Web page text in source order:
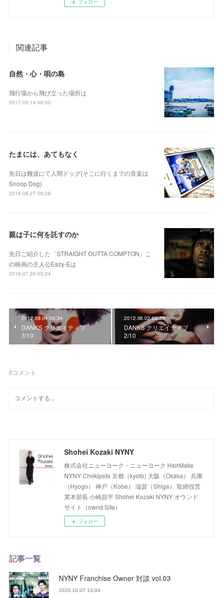
関連記事
自然・心・唄の島
飛行場から飛び立った場所は
2017.05.14 06:00
たまには、あてもなく
先日は難波にて人間ドッグ(そこに行くまでの音楽は
Snoop Dog)
2016.08.27 06:28
親は子に何を託すのか
先日ご紹介した「STRAIGHT OUTTA COMPTON」こ
の映画の主人公Eazy-Eは
2016.07.26 05:24
2012.08.04 08:34
DANKS クリエイティブ
3/10
2012.08.02 08:38
DANKS クリエイティブ
2/10
0コメント
Shohei Kozaki NYNY
株式会社ニューヨーク・ニューヨーク HairMake
NYNY Chokipeta 京都（kyoto) 大阪（Osaka） 兵庫
（Hyogo） 神戸（Kobe） 滋賀（Shiga） 取締役営
業本部長 小崎昌平 Shohei Kozaki NYNY オウンド
サイト（ownd Site）
フォロー
記事一覧
NYNY Franchise Owner 対談 vol.03
2020.10.07 13:04